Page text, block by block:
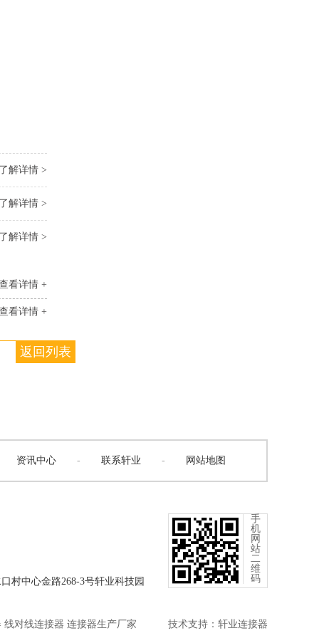
了解详情 >
了解详情 >
了解详情 >
看详情 +
看详情 +
返回列表
资讯中心 - 联系轩业 - 网站地图
村中心金路268-3号轩业科技园
手
机
网
站
二
维
码
对线连接器 连接器生产厂家 技术支持： 轩业连接器